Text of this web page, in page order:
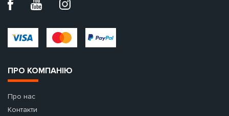
ПРО КОМПАНІЮ
Про нас
Контакти